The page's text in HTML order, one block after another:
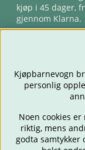
kjøp i 45 dager,
gjennom Klarna.
Kjøpbarnevogn
personlig
Noen cookies
riktig, mens
godta samtykker